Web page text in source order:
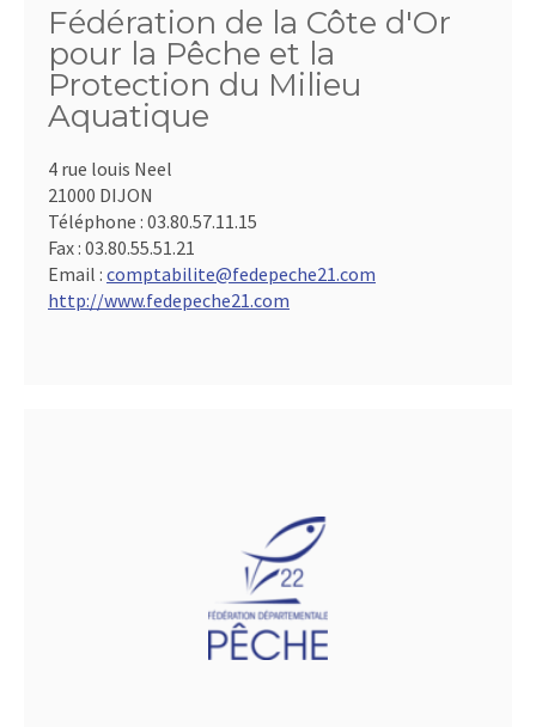
Fédération de la Côte d'Or
pour la Pêche et la
Protection du Milieu
Aquatique
4 rue louis Neel
21000 DIJON
Téléphone : 03.80.57.11.15
Fax : 03.80.55.51.21
Email : comptabilite@fedepeche21.com
http://www.fedepeche21.com